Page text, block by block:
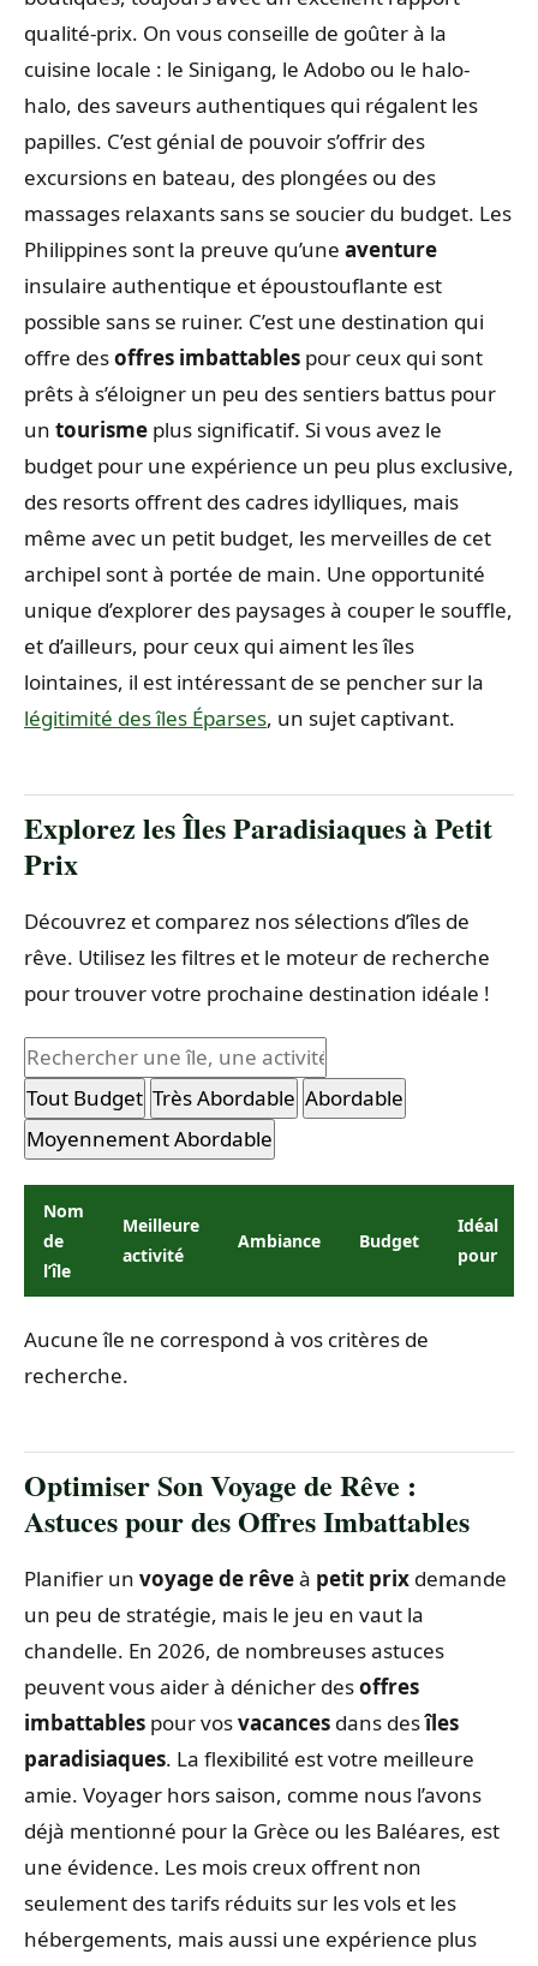
qualité-prix. On vous conseille de goûter à la
cuisine locale : le Sinigang, le Adobo ou le halo-
halo, des saveurs authentiques qui régalent les
papilles. C’est génial de pouvoir s’offrir des
excursions en bateau, des plongées ou des
massages relaxants sans se soucier du budget. Les
Philippines sont la preuve qu’une aventure
insulaire authentique et époustouflante est
possible sans se ruiner. C’est une destination qui
offre desoffres imbattables pour ceux qui sont
prêts à s’éloigner un peu des sentiers battus pour
un tourisme plus significatif. Si vous avez le
budget pour une expérience un peu plus exclusive,
des resorts offrent des cadres idylliques, mais
même avec un petit budget, les merveilles de cet
archipel sont à portée de main. Une opportunité
unique d’explorer des paysages à couper le souffle,
et d’ailleurs, pour ceux qui aiment les îles
lointaines, il est intéressant de se pencher sur la
légitimité des îles Éparses, un sujet captivant.
Explorez les Îles Paradisiaques à Petit
Prix
Découvrez et comparez nos sélections d’îles de
rêve. Utilisez les filtres et le moteur de recherche
pour trouver votre prochaine destination idéale !
Tout Budget Très Abordable Abordable
Moyennement Abordable
Nom
de
l’île
Meilleure
activité
Ambiance Budget
Idéal
pour
Aucune île ne correspond à vos critères de
recherche.
Optimiser Son Voyage de Rêve :
Astuces pour des Offres Imbattables
Planifier un voyage de rêveà petit prix demande
un peu de stratégie, mais le jeu en vaut la
chandelle. En 2026, de nombreuses astuces
peuvent vous aider à dénicher desoffres
imbattables pour vosvacances dans desîles
paradisiaques. La flexibilité est votre meilleure
amie. Voyager hors saison, comme nous l’avons
déjà mentionné pour la Grèce ou les Baléares, est
une évidence. Les mois creux offrent non
seulement des tarifs réduits sur les vols et les
hébergements, mais aussi une expérience plus